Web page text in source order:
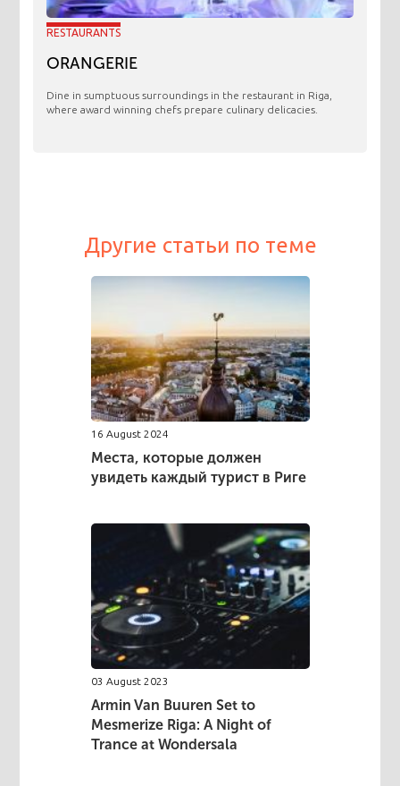
RESTAURANTS
ORANGERIE
​Dine in sumptuous surroundings in the restaurant in Riga,
where award winning chefs prepare culinary delicacies.
Другие статьи по теме
16 August 2024
Места, которые должен
увидеть каждый турист в Риге
03 August 2023
Armin Van Buuren Set to
Mesmerize Riga: A Night of
Trance at Wondersala